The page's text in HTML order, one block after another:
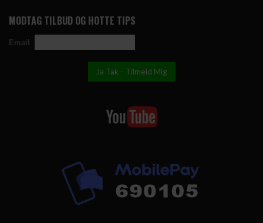
MODTAG TILBUD OG HOTTE TIPS
Email